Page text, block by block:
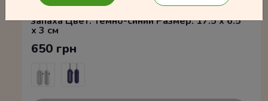
запаха Цвет: Темно-синий Размер: 17.5 x 6.5
x 3 см
650 грн